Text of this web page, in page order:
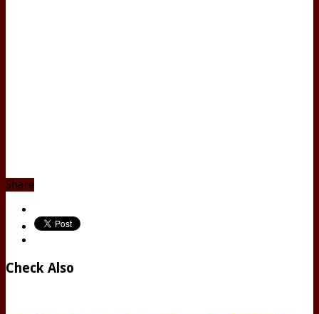
Share
Check Also